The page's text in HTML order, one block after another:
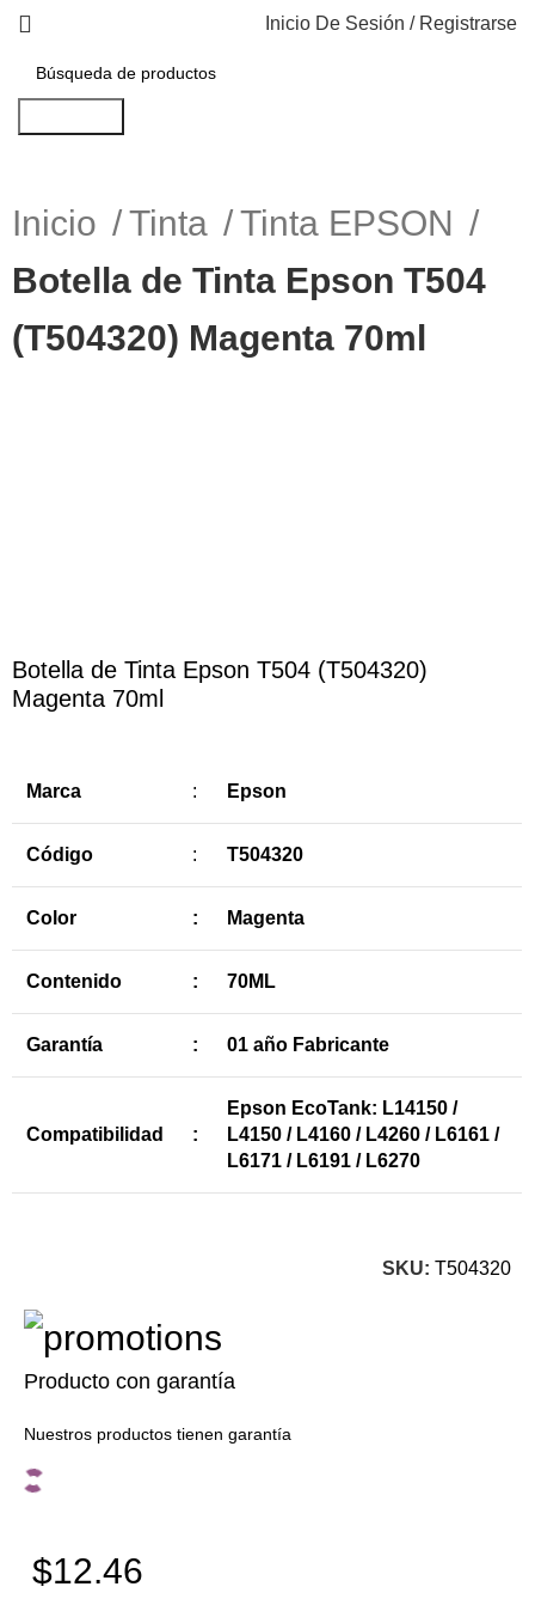
Inicio De Sesión / Registrarse
Inicio Tinta
Tinta EPSON
Botella de Tinta Epson T504
(T504320) Magenta 70ml
Botella de Tinta Epson T504 (T504320)
Magenta 70ml
Marca : Epson
Código : T504320
Color : Magenta
Contenido : 70ML
Garantía : 01 año Fabricante
Compatibilidad :
Epson EcoTank: L14150 /
L4150 / L4160 / L4260 / L6161 /
L6171 / L6191 / L6270
SKU: T504320
Producto con garantía
Nuestros productos tienen garantía
$12.46